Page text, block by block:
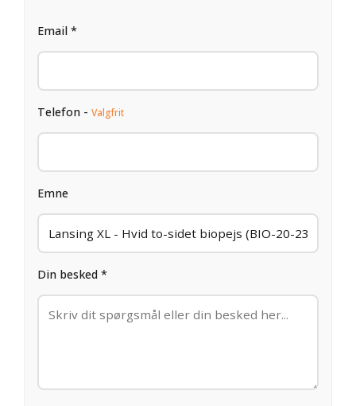
Email *
Telefon - Valgfrit
Emne
Din besked *